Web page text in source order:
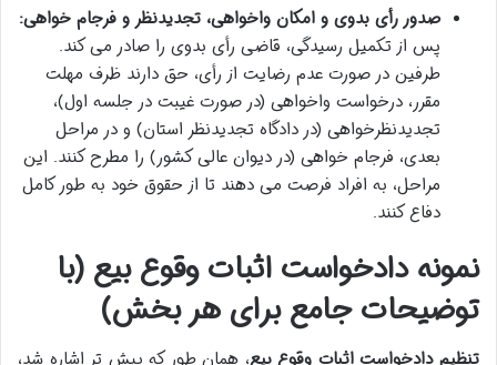
صدور رأی بدوی و امکان واخواهی، تجدیدنظر و فرجام خواهی:
پس از تکمیل رسیدگی، قاضی رأی بدوی را صادر می کند.
طرفین در صورت عدم رضایت از رأی، حق دارند ظرف مهلت
مقرر، درخواست واخواهی (در صورت غیبت در جلسه اول)،
تجدیدنظرخواهی (در دادگاه تجدیدنظر استان) و در مراحل
بعدی، فرجام خواهی (در دیوان عالی کشور) را مطرح کنند. این
مراحل، به افراد فرصت می دهند تا از حقوق خود به طور کامل
دفاع کنند.
نمونه دادخواست اثبات وقوع بیع (با
توضیحات جامع برای هر بخش)